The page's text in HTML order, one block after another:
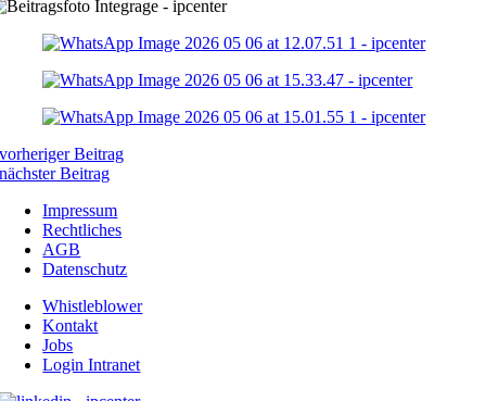
vorheriger Beitrag
nächster Beitrag
Impressum
Rechtliches
AGB
Datenschutz
Whistleblower
Kontakt
Jobs
Login Intranet